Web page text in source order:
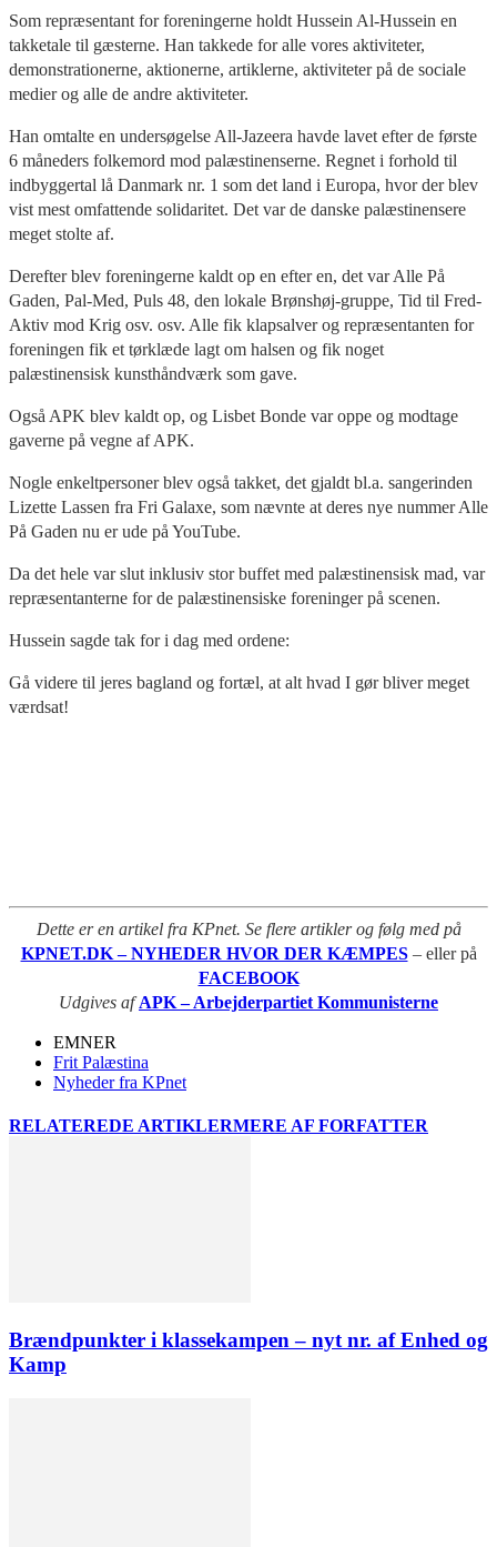
Som repræsentant for foreningerne holdt Hussein Al-Hussein en
takketale til gæsterne. Han takkede for alle vores aktiviteter,
demonstrationerne, aktionerne, artiklerne, aktiviteter på de sociale
medier og alle de andre aktiviteter.
Han omtalte en undersøgelse All-Jazeera havde lavet efter de første
6 måneders folkemord mod palæstinenserne. Regnet i forhold til
indbyggertal lå Danmark nr. 1 som det land i Europa, hvor der blev
vist mest omfattende solidaritet. Det var de danske palæstinensere
meget stolte af.
Derefter blev foreningerne kaldt op en efter en, det var Alle På
Gaden, Pal-Med, Puls 48, den lokale Brønshøj-gruppe, Tid til Fred-
Aktiv mod Krig osv. osv. Alle fik klapsalver og repræsentanten for
foreningen fik et tørklæde lagt om halsen og fik noget
palæstinensisk kunsthåndværk som gave.
Også APK blev kaldt op, og Lisbet Bonde var oppe og modtage
gaverne på vegne af APK.
Nogle enkeltpersoner blev også takket, det gjaldt bl.a. sangerinden
Lizette Lassen fra Fri Galaxe, som nævnte at deres nye nummer Alle
På Gaden nu er ude på YouTube.
Da det hele var slut inklusiv stor buffet med palæstinensisk mad, var
repræsentanterne for de palæstinensiske foreninger på scenen.
Hussein sagde tak for i dag med ordene:
Gå videre til jeres bagland og fortæl, at alt hvad I gør bliver meget
værdsat!
Dette er en artikel fra KPnet. Se flere artikler og følg med på
KPNET.DK – NYHEDER HVOR DER KÆMPES – eller på
FACEBOOK
Udgives afAPK – Arbejderpartiet Kommunisterne
EMNER
Frit Palæstina
Nyheder fra KPnet
RELATEREDE ARTIKLERMERE AF FORFATTER
Brændpunkter i klassekampen – nyt nr. af Enhed og
Kamp